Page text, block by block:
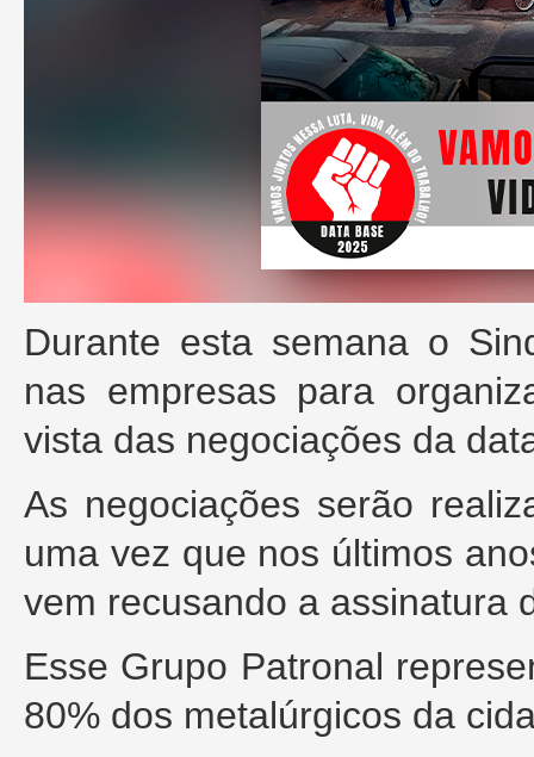
Durante esta semana o
nas empresas para
vista das negociações da
As negociações serão
uma vez que nos últimos
vem recusando a assinatura
Esse Grupo Patronal
80% dos metalúrgicos da